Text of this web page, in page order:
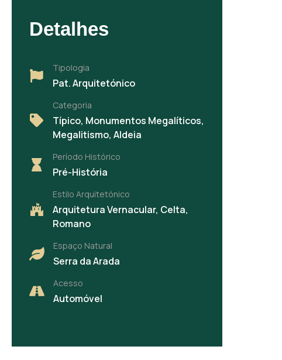
Detalhes
Tipologia
Pat. Arquitetónico
Categoria
Típico, Monumentos Megalíticos,
Megalitismo, Aldeia
Período Histórico
Pré-História
Estilo Arquitetónico
Arquitetura Vernacular, Celta,
Romano
Espaço Natural
Serra da Arada
Acesso
Automóvel